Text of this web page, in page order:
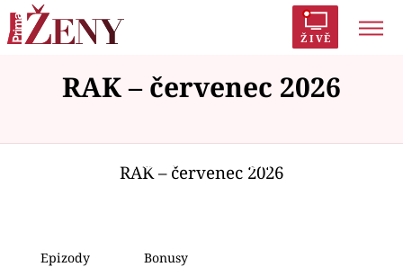
ŽIVĚ
Trendy: Polabí Inspekce Prostřeno!
AYTO?
RAK – červenec 2026
Failed to fetch
RAK – červenec 2026
Epizody Bonusy